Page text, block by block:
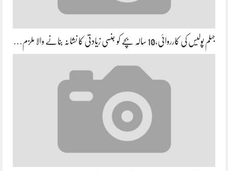
جہلم پولیس کی کارروائی،10 سالہ بچے کو جنسی زیادتی کا نشانہ بنانے والا ملزم…